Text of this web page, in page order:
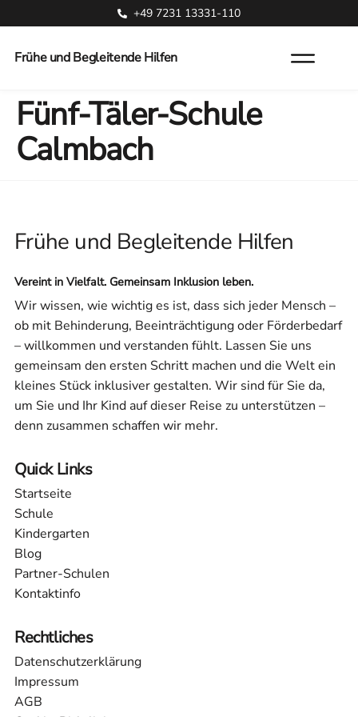
+49 7231 13331-110
Frühe und Begleitende Hilfen
Fünf-Täler-Schule
Calmbach
Frühe und Begleitende Hilfen
Vereint in Vielfalt. Gemeinsam Inklusion leben.
Wir wissen, wie wichtig es ist, dass sich jeder Mensch –
ob mit Behinderung, Beeinträchtigung oder Förderbedarf
– willkommen und verstanden fühlt. Lassen Sie uns
gemeinsam den ersten Schritt machen und die Welt ein
kleines Stück inklusiver gestalten. Wir sind für Sie da,
um Sie und Ihr Kind auf dieser Reise zu unterstützen –
denn zusammen schaffen wir mehr.
Quick Links
Startseite
Schule
Kindergarten
Blog
Partner-Schulen
Kontaktinfo
Rechtliches
Datenschutzerklärung
Impressum
AGB